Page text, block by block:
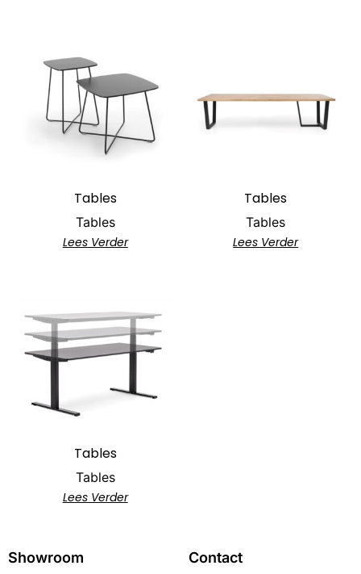
Tables
Tables
Lees Verder
Tables
Tables
Lees Verder
Tables
Tables
Lees Verder
Showroom Contact